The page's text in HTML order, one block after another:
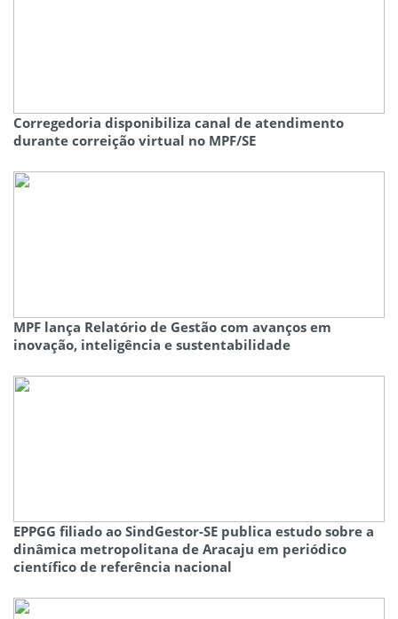
Corregedoria disponibiliza canal de atendimento
durante correição virtual no MPF/SE
MPF lança Relatório de Gestão com avanços em
inovação, inteligência e sustentabilidade
EPPGG filiado ao SindGestor-SE publica estudo sobre a
dinâmica metropolitana de Aracaju em periódico
científico de referência nacional